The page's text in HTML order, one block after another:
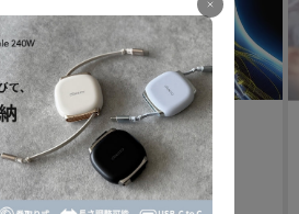
への取り組みについて